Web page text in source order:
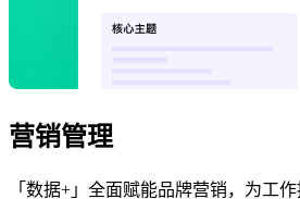
营销管理
「数据+」全面赋能品牌营销，为工